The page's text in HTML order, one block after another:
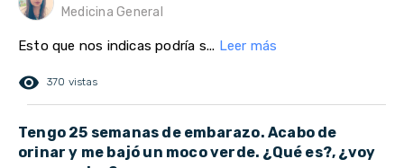
Medicina General
Esto que nos indicas podría s... Leer más
remove_red_eye 370 vistas
Tengo 25 semanas de embarazo. Acabo de
orinar y me bajó un moco verde. ¿Qué es?, ¿voy